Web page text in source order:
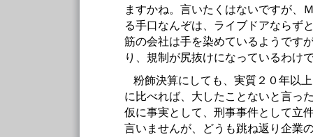
ますかね。言いたくはないですが、
る手口なんぞは、ライブドアならず
筋の会社は手を染めているようです
り、規制が尻抜けになっているわけ
粉飾決算にしても、実質２０年以
に比べれば、大したことないと言っ
仮に事実として、刑事事件として立
言いませんが、どうも跳ね返り企業